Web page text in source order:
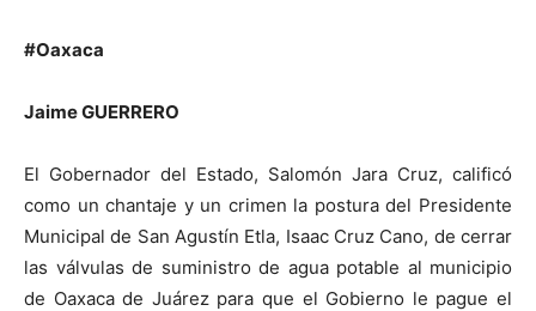
#Oaxaca
Jaime GUERRERO
El Gobernador del Estado, Salomón Jara Cruz, calificó
como un chantaje y un crimen la postura del Presidente
Municipal de San Agustín Etla, Isaac Cruz Cano, de cerrar
las válvulas de suministro de agua potable al municipio
de Oaxaca de Juárez para que el Gobierno le pague el